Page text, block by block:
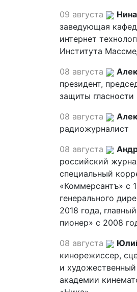
09 августа
заведующая
интернет
Института
08 августа
президент,
защиты гласности
08 августа
радиожурналист
08 августа
российский
специальный
«Коммерсантъ» с
генерального
2018 года,
пионер» с 2008
08 августа
кинорежиссер,
и
академии